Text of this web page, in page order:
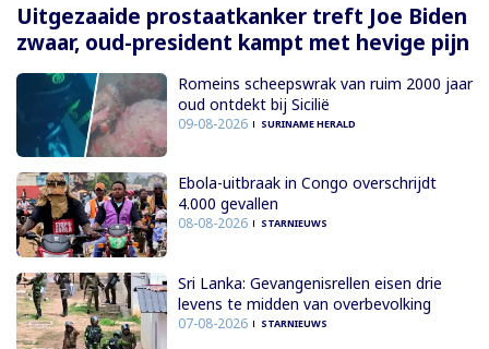
Uitgezaaide prostaatkanker treft Joe Biden
zwaar, oud-president kampt met hevige pijn
Romeins scheepswrak van ruim 2000 jaar
oud ontdekt bij Sicilië
09-08-2026 SURINAME HERALD
Ebola-uitbraak in Congo overschrijdt
4.000 gevallen
08-08-2026 STARNIEUWS
Sri Lanka: Gevangenisrellen eisen drie
levens te midden van overbevolking
07-08-2026 STARNIEUWS